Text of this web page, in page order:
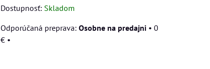
Dostupnosť: Skladom
Osobne na predajni • 0
€ •